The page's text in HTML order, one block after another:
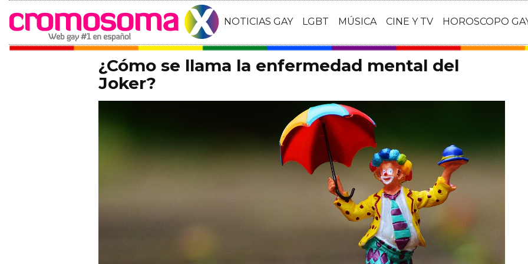
NOTICIAS GAY LGBT MÚSICA CINE Y TV HOROSCOPO
¿Cómo se llama la enfermedad mental del
Joker?